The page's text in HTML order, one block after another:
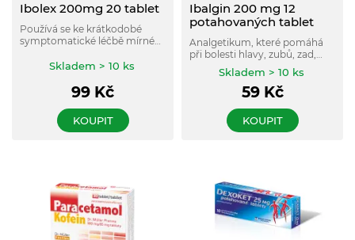
Ibolex 200mg 20 tablet
Používá se ke krátkodobé
symptomatické léčbě mírné
různého původu u dospělých.
Skladem > 10 ks
99 Kč
KOUPIT
Ibalgin 200 mg 12
potahovaných tablet
Analgetikum, které pomáhá
při bolesti hlavy, zubů, zad,
svalů, kloubů a menstruační
bolesti, snižuje horečku a
tlumí zánět, pro dospělé,
Skladem > 10 ks
59Kč
KOUPIT